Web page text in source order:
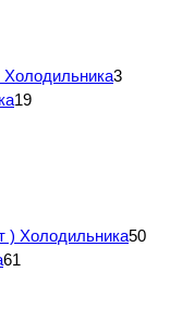
3
19
) Холодильника50
61